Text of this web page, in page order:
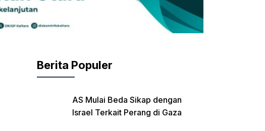
Berita Populer
AS Mulai Beda Sikap dengan
Israel Terkait Perang di Gaza